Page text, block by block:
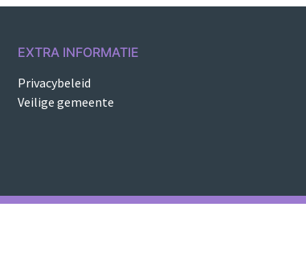
EXTRA INFORMATIE
Privacybeleid
Veilige gemeente